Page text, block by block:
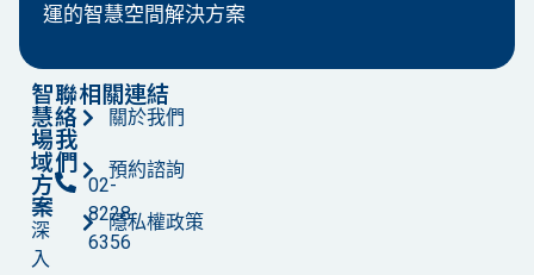
運的智慧空間解決方案
智
慧
場
域
方
案
深
入
聯
絡
我
們
02-
8228-
6356
相關連結
關於我們
預約諮詢
隱私權政策